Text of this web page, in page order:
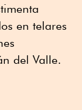
en telares
del Valle.